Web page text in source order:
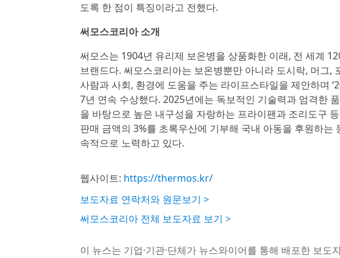
도록 한 점이 특징이라고 전했다.
써모스코리아 소개
써모스는 1904년 유리제 보온병을 상품화한 이래, 전 세계
브랜드다. 써모스코리아는 보온병뿐만 아니라 도시락, 머그,
사람과 사회, 환경에 도움을 주는 라이프스타일을 제안하며
7년 연속 수상했다. 2025년에는 독보적인 기술력과 엄격한
을 바탕으로 높은 내구성을 자랑하는 프라이팬과 조리도구
판매 금액의 3%를 초록우산에 기부해 국내 아동을 후원하
속적으로 노력하고 있다.
웹사이트: https://thermos.kr/
보도자료 연락처와 원문보기 >
써모스코리아 전체 보도자료 보기 >
이 뉴스는 기업·기관·단체가 뉴스와이어를 통해 배포한 보도